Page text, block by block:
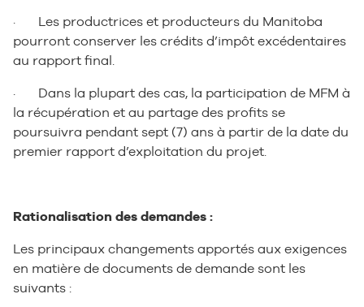
· Les productrices et producteurs du Manitoba
pourront conserver les crédits d’impôt excédentaires
au rapport final.
· Dans la plupart des cas, la participation de MFM à
la récupération et au partage des profits se
poursuivra pendant sept (7) ans à partir de la date du
premier rapport d’exploitation du projet.
Rationalisation des demandes :
Les principaux changements apportés aux exigences
en matière de documents de demande sont les
suivants :